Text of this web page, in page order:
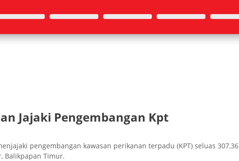
Jajaki Pengembangan Kpt
pengembangan kawasan perikanan terpadu (KPT) seluas 307,36
Balikpapan Timur.